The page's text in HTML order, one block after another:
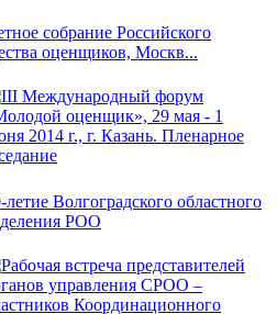
собрание Российского
оценщиков, Москв...
летие Волгоградского областного
РОО